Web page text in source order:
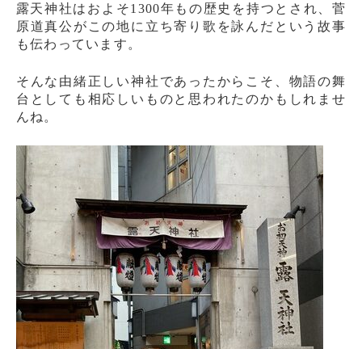
露天神社はおよそ1300年もの歴史を持つとされ、菅
原道真公がこの地に立ち寄り歌を詠んだという故事
も伝わっています。
そんな由緒正しい神社であったからこそ、物語の舞
台としても相応しいものと思われたのかもしれませ
んね。